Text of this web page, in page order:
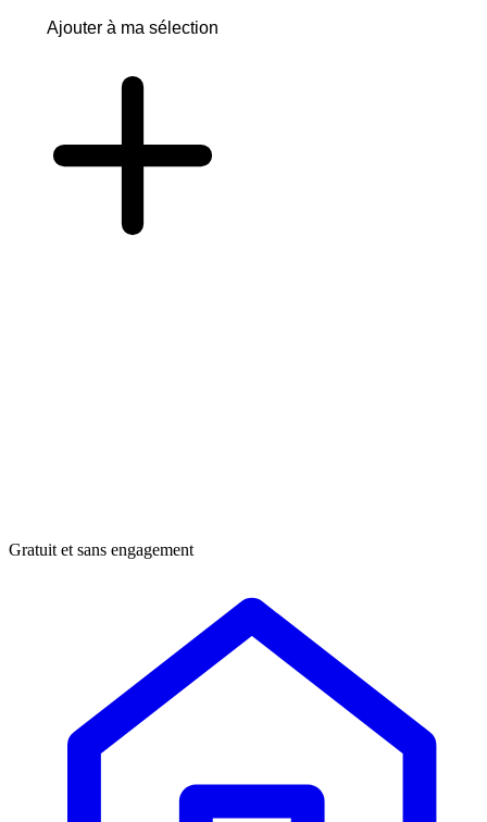
Ajouter à ma sélection
Gratuit et sans engagement